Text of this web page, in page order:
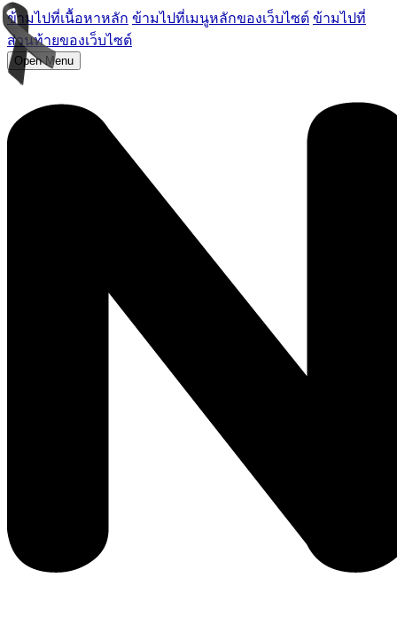
ข้ามไปที่เนื้อหาหลัก ข้ามไปที่เมนูหลักของเว็บไซต์ ข้ามไปที่
ส่วนท้ายของเว็บไซต์
Open Menu